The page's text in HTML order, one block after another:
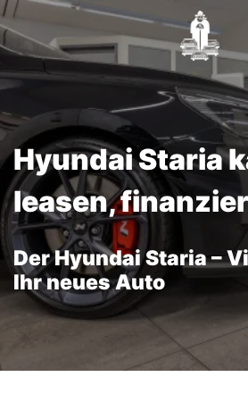
Hyundai Staria
leasen,
Der Hyundai Staria –
Ihr neues Auto